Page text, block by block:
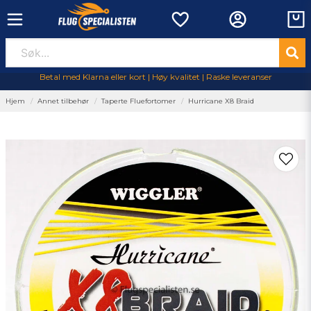
Betal med Klarna eller kort | Høy kvalitet | Raske leveranser
Hjem Annet tilbehør Taperte Fluefortomer Hurricane X8 Braid